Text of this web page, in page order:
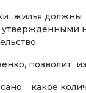
жилья
утвержденными
позволит
какое